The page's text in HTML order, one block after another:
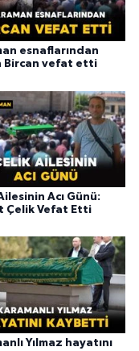
esnaflarından
Bircan vefat etti
Acı Günü:
Çelik Vefat Etti
Yılmaz hayatını